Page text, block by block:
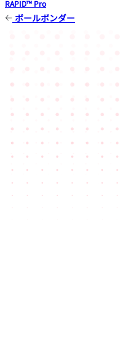
RAPID™ Pro
ボールボンダー